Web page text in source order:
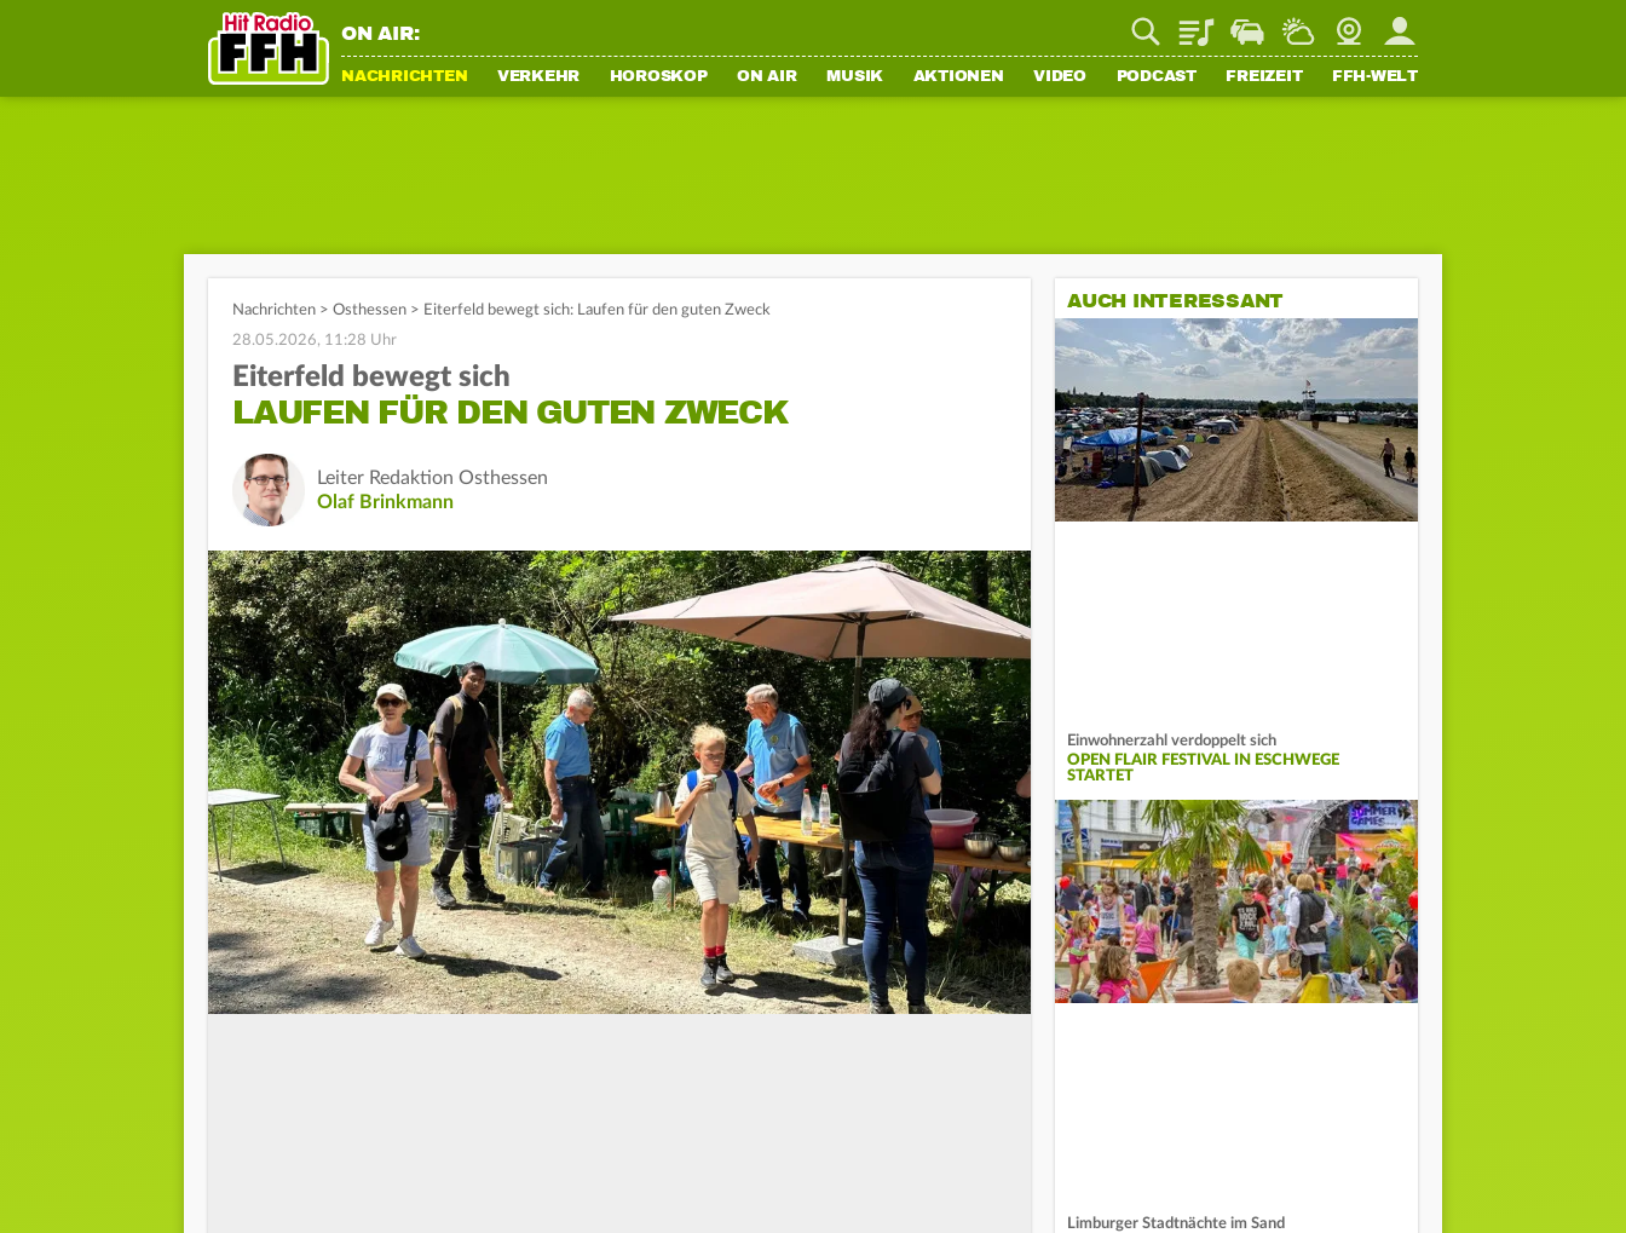
ON AIR: PlaylistStaupilotWetterWebcamMein FFH
NACHRICHTEN VERKEHR HOROSKOP ON AIR MUSIK AKTIONEN VIDEO PODCAST FREIZEIT FFH-WELT
Nachrichten > Osthessen > Eiterfeld bewegt sich: Laufen für den guten Zweck
28.05.2026, 11:28 Uhr
Eiterfeld bewegt sich
LAUFEN FÜR DEN GUTEN ZWECK
Leiter Redaktion Osthessen
Olaf Brinkmann
AUCH INTERESSANT
Einwohnerzahl verdoppelt sich
OPEN FLAIR FESTIVAL IN ESCHWEGE
STARTET
Limburger Stadtnächte im Sand